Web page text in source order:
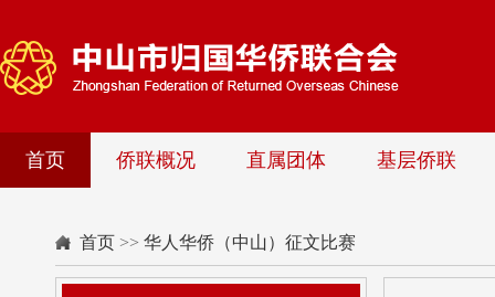
首页 侨联概况 直属团体 基层侨联
首页 >> 华人华侨（中山）征文比赛